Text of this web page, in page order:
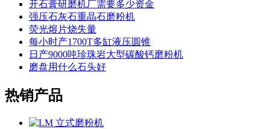
开石膏研磨机厂需要多少资金
强压石灰石重晶石磨粉机
荧光熔片烧失量
每小时产1700T多缸液压圆锥
日产9000吨珍珠岩大型碳酸钙磨粉机
磨盘用什么石头好
热销产品